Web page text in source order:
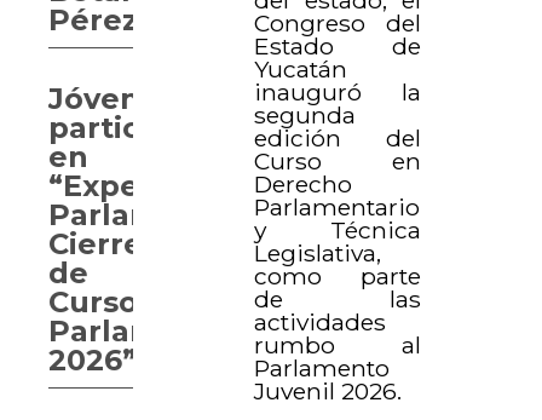
Congreso del
Estado de
Yucatán
inauguró la
segunda
edición del
Curso en
Derecho
Parlamentario
y Técnica
Legislativa,
como parte
de las
actividades
rumbo al
Parlamento
Juvenil 2026.
Pérez”
Jóvenes
participan
en
“Experiencia
Parlamentaria.
Cierre
de
Curso
Parlamentario
2026”